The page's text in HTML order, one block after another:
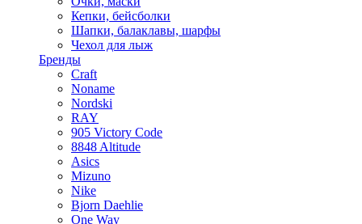
Кепки, бейсболки
Шапки, балаклавы, шарфы
Чехол для лыж
Бренды
Craft
Noname
Nordski
RAY
905 Victory Code
8848 Altitude
Asics
Mizuno
Nike
Bjorn Daehlie
One Way